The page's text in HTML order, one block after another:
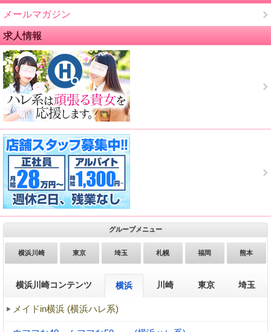
メールマガジン
求人情報
グループメニュー
横浜川崎 東京 埼玉 札幌 福岡 熊本
横浜川崎コンテンツ 横浜 川崎 東京 埼玉
メイドin横浜 (横浜ハレ系)